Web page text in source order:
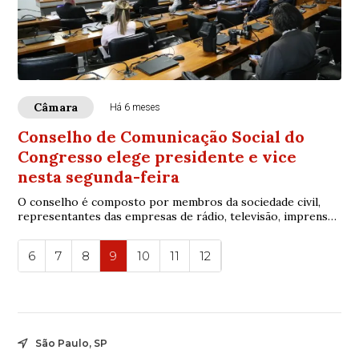
Câmara Há 6 meses
Conselho de Comunicação Social do
Congresso elege presidente e vice
nesta segunda-feira
O conselho é composto por membros da sociedade civil,
representantes das empresas de rádio, televisão, imprensa
6 7 8 9 10 11 12
São Paulo, SP